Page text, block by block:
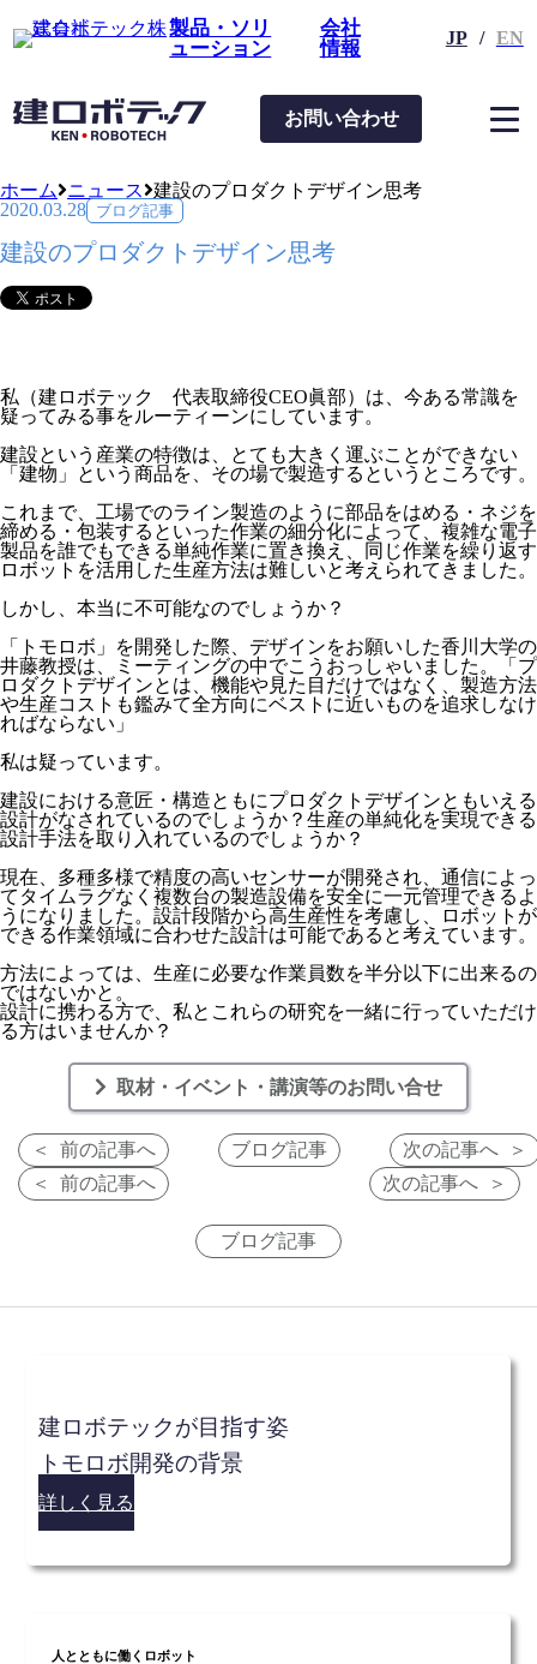
製品・ソリ
ューション
会社
情報
JP / EN
お問い合わせ
ホーム
ニュース 建設のプロダクトデザイン思考
2020.03.28 ブログ記事
建設のプロダクトデザイン思考
私（建ロボテック 代表取締役CEO眞部）は、今ある常識を
疑ってみる事をルーティーンにしています。
建設という産業の特徴は、とても大きく運ぶことができない
「建物」という商品を、その場で製造するというところです。
これまで、工場でのライン製造のように部品をはめる・ネジを
締める・包装するといった作業の細分化によって、複雑な電子
製品を誰でもできる単純作業に置き換え、同じ作業を繰り返す
ロボットを活用した生産方法は難しいと考えられてきました。
しかし、本当に不可能なのでしょうか？
「トモロボ」を開発した際、デザインをお願いした香川大学の
井藤教授は、ミーティングの中でこうおっしゃいました。「プ
ロダクトデザインとは、機能や見た目だけではなく、製造方法
や生産コストも鑑みて全方向にベストに近いものを追求しなけ
ればならない」
私は疑っています。
建設における意匠・構造ともにプロダクトデザインともいえる
設計がなされているのでしょうか？生産の単純化を実現できる
設計手法を取り入れているのでしょうか？
現在、多種多様で精度の高いセンサーが開発され、通信によっ
てタイムラグなく複数台の製造設備を安全に一元管理できるよ
うになりました。設計段階から高生産性を考慮し、ロボットが
できる作業領域に合わせた設計は可能であると考えています。
方法によっては、生産に必要な作業員数を半分以下に出来るの
ではないかと。
設計に携わる方で、私とこれらの研究を一緒に行っていただけ
る方はいませんか？
取材・イベント・講演等のお問い合せ
前の記事へ ブログ記事
次の記事へ
前の記事へ
次の記事へ
ブログ記事
建ロボテックが目指す姿
トモロボ開発の背景
詳しく見る
人とともに働くロボット